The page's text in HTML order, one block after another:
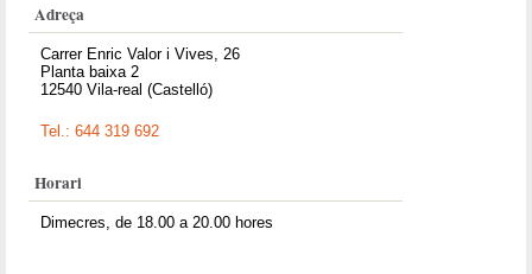
Adreça
Carrer Enric Valor i Vives, 26
Planta baixa 2
12540 Vila-real (Castelló)
Tel.: 644 319 692
Horari
Dimecres, de 18.00 a 20.00 hores